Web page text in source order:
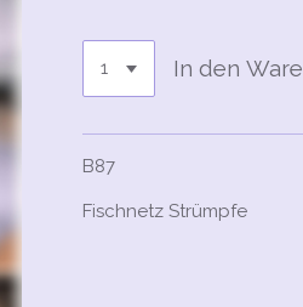
In den
B87
Fischnetz Strümpfe